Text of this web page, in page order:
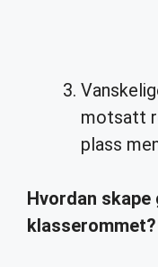
motsatt
plass
Hvordan